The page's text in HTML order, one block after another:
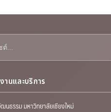
านและบริการ
นธรรม มหาวิทยาลัยเชียงใหม่